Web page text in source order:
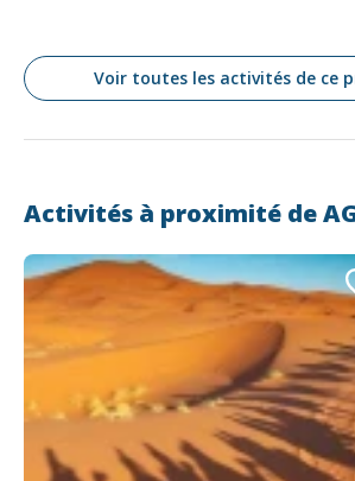
Voir toutes les activités de ce
Activités à proximité de